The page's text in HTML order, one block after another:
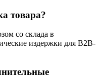
товара?
со склада в
издержки для B2B-